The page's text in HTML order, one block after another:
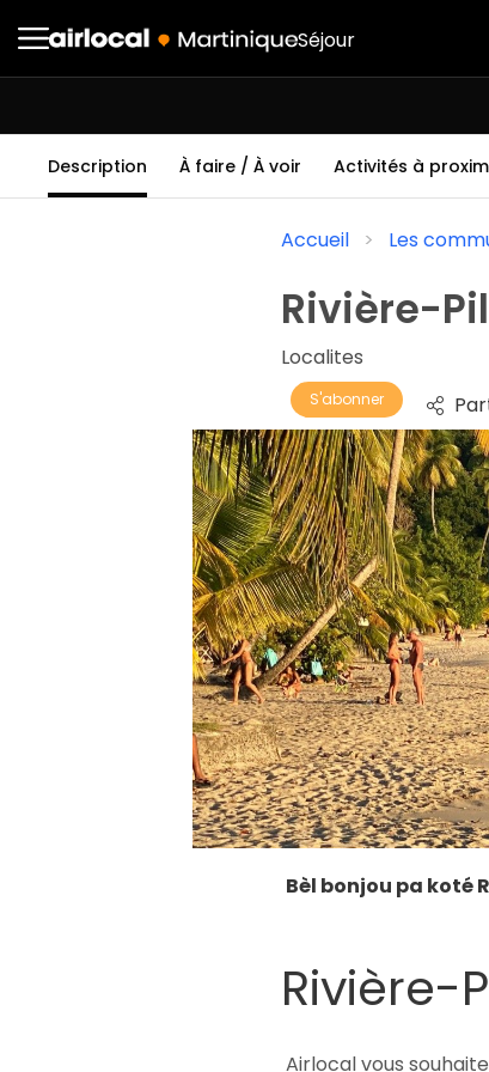
Séjour
Description À faire / À voir Activités à
Accueil Les
Rivière-
Localites
S'abonner
Bèl bonjou pa koté
Rivière-
Airlocal vous